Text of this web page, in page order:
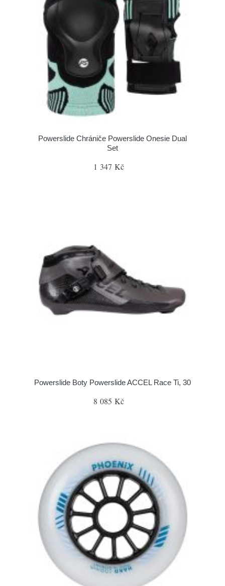
Powerslide Chrániče Powerslide Onesie Dual
Set
1 347 Kč
Powerslide Boty Powerslide ACCEL Race Ti, 30
8 085 Kč